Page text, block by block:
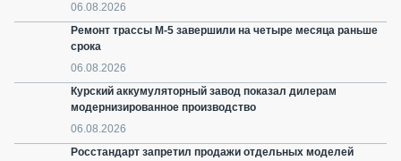
06.08.2026
Ремонт трассы М-5 завершили на четыре месяца раньше
срока
06.08.2026
Курский аккумуляторный завод показал дилерам
модернизированное производство
06.08.2026
Росстандарт запретил продажи отдельных моделей